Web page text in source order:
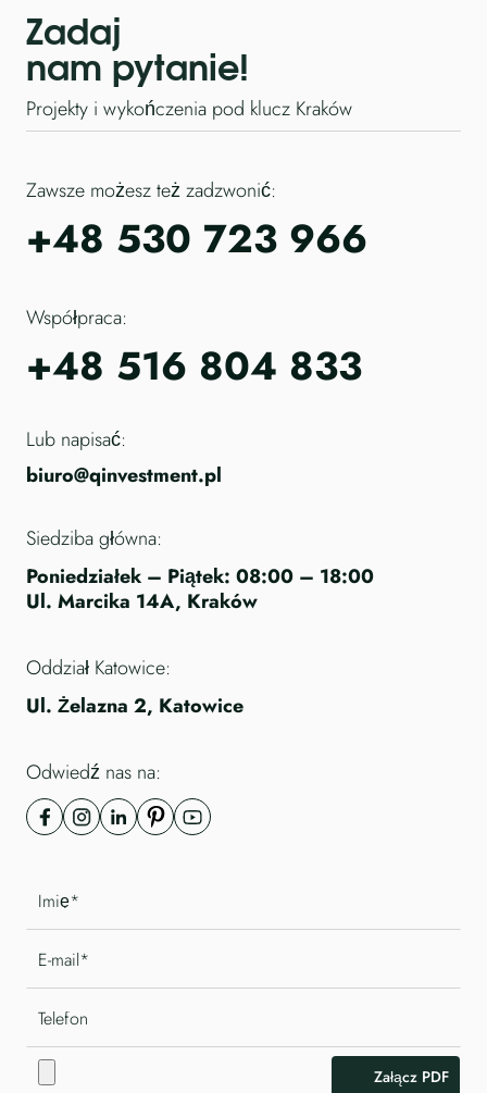
Zadaj
nam pytanie!
Projekty i wykończenia pod klucz Kraków
Zawsze możesz też zadzwonić:
+48 530 723 966
Współpraca:
+48 516 804 833
Lub napisać:
biuro@qinvestment.pl
Siedziba główna:
Poniedziałek – Piątek: 08:00 – 18:00
Ul. Marcika 14A, Kraków
Oddział Katowice:
Ul. Żelazna 2, Katowice
Odwiedź nas na:
Załącz PDF